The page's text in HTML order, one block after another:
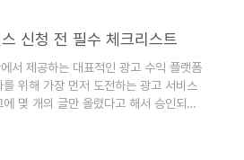
‘이 블로그가 특정 분야에서 정보를 제
꾸준히 글을 올리는 블로그카테고리별
그잡다한 일상 글보다 정보 콘텐츠 중심
리 전략이 잘 ..
신청 전 필수 체크리스트
서 제공하는 대표적인 광고 수익 플랫폼
위해 가장 먼저 도전하는 광고 서비스
몇 개의 글만 올렸다고 해서 승인되는
기 위해 사전에 반드시 준비해야 할 항